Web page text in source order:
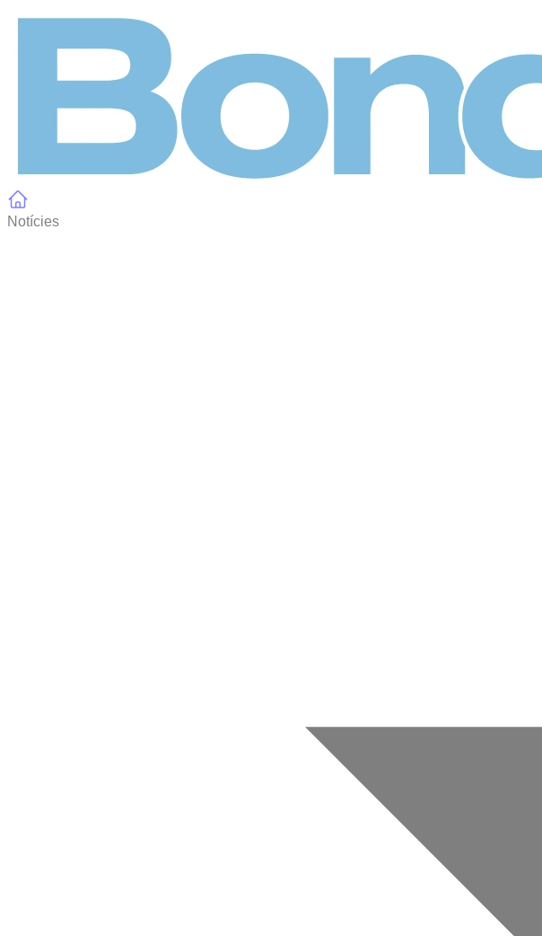
Notícies